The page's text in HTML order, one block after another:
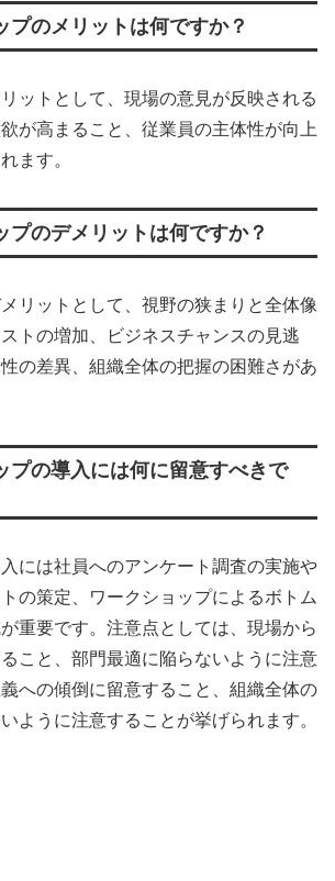
プのメリットは何ですか？
ットとして、現場の意見が反映される
が高まること、従業員の主体性が向上
ます。
プのデメリットは何ですか？
リットとして、視野の狭まりと全体像
トの増加、ビジネスチャンスの見逃
の差異、組織全体の把握の困難さがあ
プの導入には何に留意すべきで
には社員へのアンケート調査の実施や
の策定、ワークショップによるボトム
重要です。注意点としては、現場から
こと、部門最適に陥らないように注意
への傾倒に留意すること、組織全体の
ように注意することが挙げられます。